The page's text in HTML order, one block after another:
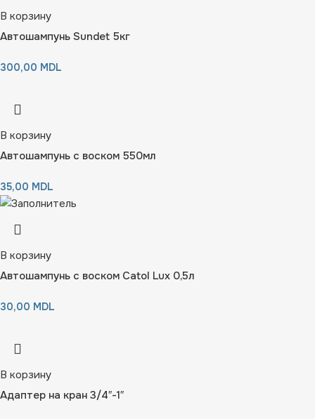
В корзину
Автошампунь Sundet 5кг
300,00 MDL
В корзину
Автошампунь с воском 550мл
35,00 MDL
В корзину
Автошампунь с воском Catol Lux 0,5л
30,00 MDL
В корзину
Адаптер на кран 3/4″-1″